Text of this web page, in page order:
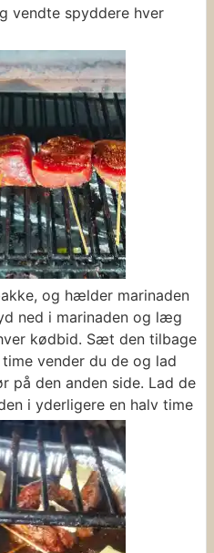
vendte spyddere hver
og hælder marinaden
ned i marinaden og læg
kødbid. Sæt den tilbage
vender du de og lad
på den anden side. Lad de
i yderligere en halv time